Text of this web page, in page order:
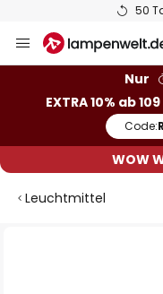
50
Inhalt
Nur
EXTRA 10% ab
Code:
WOW
Leuchtmittel